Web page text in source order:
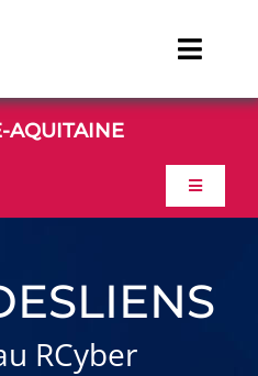
TDFCyber
Youtube
AQUITAINE
Toggle
RCyber